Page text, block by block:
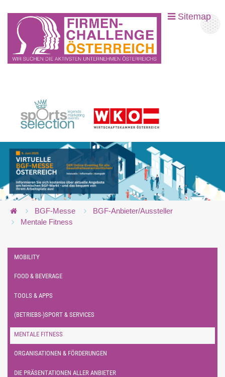
Sitemap
BGF-Messe
BGF-Anbieter/Aussteller
Mentale Fitness
MOBILITY
FOOD & BEVERAGE
TOOLS & APPS
(BETRIEBS-)SPORT & SERVICES
MENTALE FITNESS
ORGANISATIONEN & FÖRDERUNGEN
DIE PRÄSENTATIONEN ALLER ANBIETER